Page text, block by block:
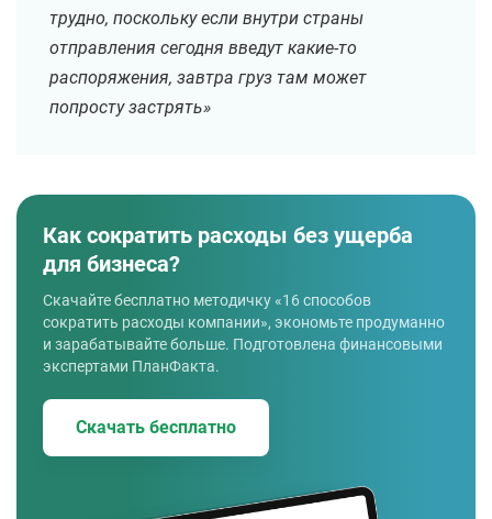
трудно, поскольку если внутри страны
отправления сегодня введут какие-то
распоряжения, завтра груз там может
попросту застрять»
Как сократить расходы без ущерба
для бизнеса?
Скачайте бесплатно методичку «16 способов
сократить расходы компании», экономьте продуманно
и зарабатывайте больше. Подготовлена финансовыми
экспертами ПланФакта.
Скачать бесплатно